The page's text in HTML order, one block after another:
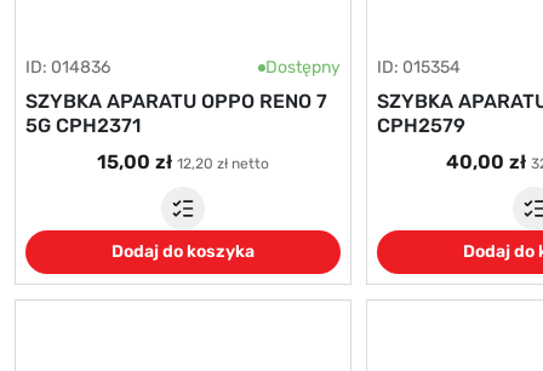
ID: 014836 Dostępny
SZYBKA APARATU OPPO RENO 7
5G CPH2371
15,00 zł 12,20 zł netto
Dodaj do koszyka
ID: 015354
SZYBKA
CPH2579
40,00 zł
Dodaj do